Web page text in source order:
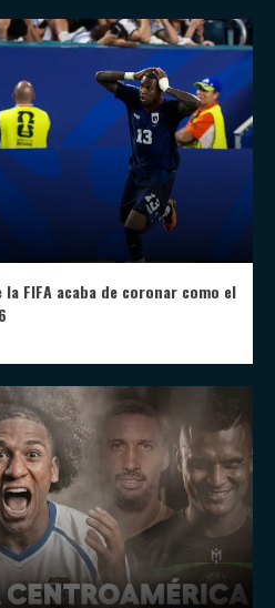
la FIFA acaba de coronar como el